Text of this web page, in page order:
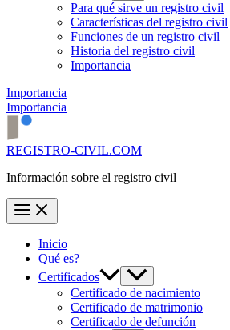
Para qué sirve un registro civil
Características del registro civil
Funciones de un registro civil
Historia del registro civil
Importancia
Importancia
Importancia
REGISTRO-CIVIL.COM
Información sobre el registro civil
Inicio
Qué es?
Certificados
Certificado de nacimiento
Certificado de matrimonio
Certificado de defunción